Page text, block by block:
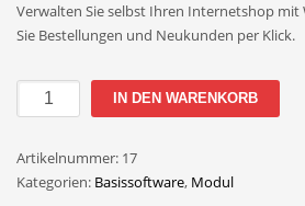
Verwalten Sie selbst Ihren Internetshop
Sie Bestellungen und Neukunden per Klick.
Winitas
Internetshop
Monatsgebühr
Menge
IN DEN WARENKORB
Artikelnummer: 17
Kategorien: Basissoftware, Modul